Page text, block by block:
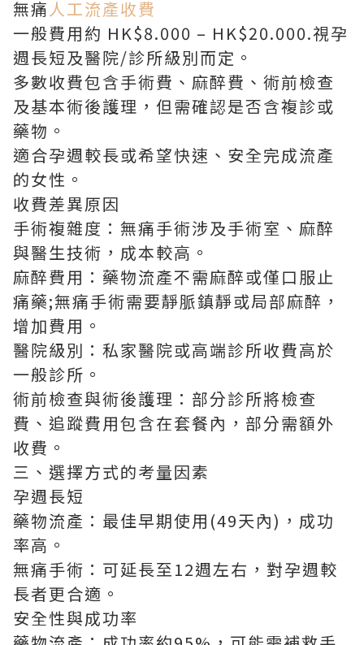
無痛人工流產收費
一般費用約 HK$8.000 – HK$20.000.視孕
週長短及醫院/診所級別而定。
多數收費包含手術費、麻醉費、術前檢查
及基本術後護理，但需確認是否含複診或
藥物。
適合孕週較長或希望快速、安全完成流產
的女性。
收費差異原因
手術複雜度：無痛手術涉及手術室、麻醉
與醫生技術，成本較高。
麻醉費用：藥物流產不需麻醉或僅口服止
痛藥;無痛手術需要靜脈鎮靜或局部麻醉，
增加費用。
醫院級別：私家醫院或高端診所收費高於
一般診所。
術前檢查與術後護理：部分診所將檢查
費、追蹤費用包含在套餐內，部分需額外
收費。
三、選擇方式的考量因素
孕週長短
藥物流產：最佳早期使用(49天內)，成功
率高。
無痛手術：可延長至12週左右，對孕週較
長者更合適。
安全性與成功率